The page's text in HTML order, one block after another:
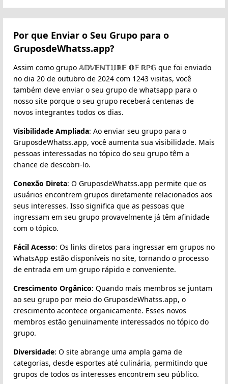
Por que Enviar o Seu Grupo para o
GruposdeWhatss.app?
Assim como grupo 𝔸𝔻𝕍𝔼ℕ𝕋𝕌ℝ𝔼 𝕆𝔽 ℝℙ𝔾 que foi enviado
no dia 20 de outubro de 2024 com 1243 visitas, você
também deve enviar o seu grupo de whatsapp para o
nosso site porque o seu grupo receberá centenas de
novos integrantes todos os dias.
Visibilidade Ampliada: Ao enviar seu grupo para o
GruposdeWhatss.app, você aumenta sua visibilidade. Mais
pessoas interessadas no tópico do seu grupo têm a
chance de descobri-lo.
Conexão Direta: O GruposdeWhatss.app permite que os
usuários encontrem grupos diretamente relacionados aos
seus interesses. Isso significa que as pessoas que
ingressam em seu grupo provavelmente já têm afinidade
com o tópico.
Fácil Acesso: Os links diretos para ingressar em grupos no
WhatsApp estão disponíveis no site, tornando o processo
de entrada em um grupo rápido e conveniente.
Crescimento Orgânico: Quando mais membros se juntam
ao seu grupo por meio do GruposdeWhatss.app, o
crescimento acontece organicamente. Esses novos
membros estão genuinamente interessados no tópico do
grupo.
Diversidade: O site abrange uma ampla gama de
categorias, desde esportes até culinária, permitindo que
grupos de todos os interesses encontrem seu público.